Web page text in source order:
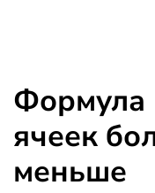
Формула
ячеек
меньше